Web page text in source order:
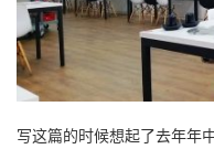
写这篇的时候想起了去年年